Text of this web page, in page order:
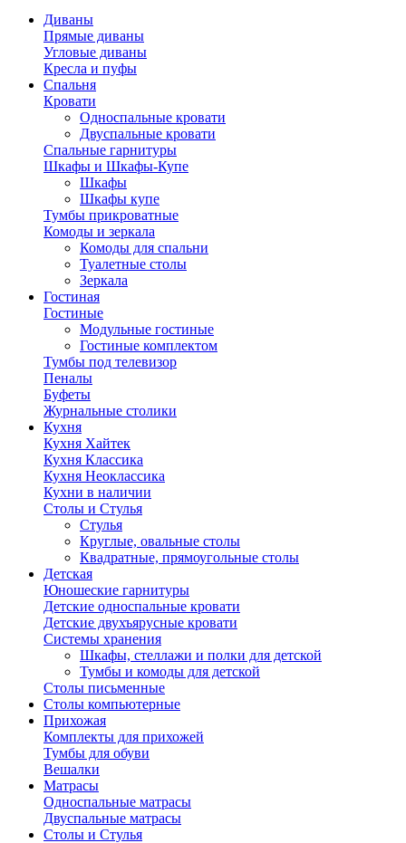
Диваны
Прямые диваны
Угловые диваны
Кресла и пуфы
Спальня
Кровати
Односпальные кровати
Двуспальные кровати
Спальные гарнитуры
Шкафы и Шкафы-Купе
Шкафы
Шкафы купе
Тумбы прикроватные
Комоды и зеркала
Комоды для спальни
Туалетные столы
Зеркала
Гостиная
Гостиные
Модульные гостиные
Гостиные комплектом
Тумбы под телевизор
Пеналы
Буфеты
Журнальные столики
Кухня
Кухня Хайтек
Кухня Классика
Кухня Неоклассика
Кухни в наличии
Столы и Стулья
Стулья
Круглые, овальные столы
Квадратные, прямоугольные столы
Детская
Юношеские гарнитуры
Детские односпальные кровати
Детские двухъярусные кровати
Системы хранения
Шкафы, стеллажи и полки для детской
Тумбы и комоды для детской
Столы письменные
Столы компьютерные
Прихожая
Комплекты для прихожей
Тумбы для обуви
Вешалки
Матрасы
Односпальные матрасы
Двуспальные матрасы
Столы и Стулья